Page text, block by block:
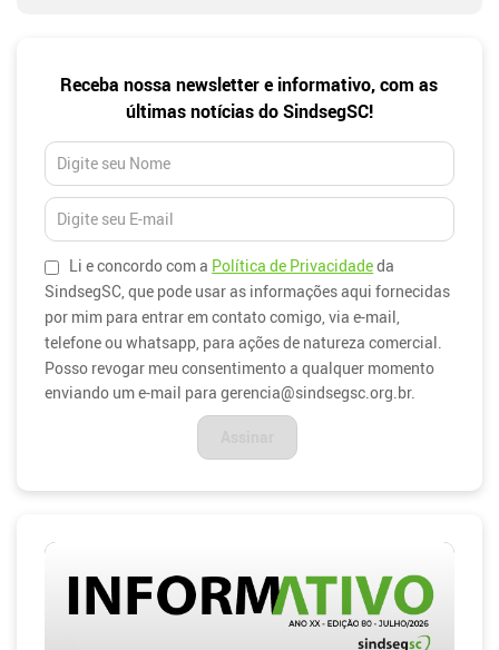
Newsletter
Receba nossa newsletter e informativo, com as
últimas notícias do SindsegSC!
Li e concordo com a Política de Privacidadeda
SindsegSC, que pode usar as informações aqui fornecidas
por mim para entrar em contato comigo, via e-mail,
telefone ou whatsapp, para ações de natureza comercial.
Posso revogar meu consentimento a qualquer momento
enviando um e-mail para gerencia@sindsegsc.org.br.